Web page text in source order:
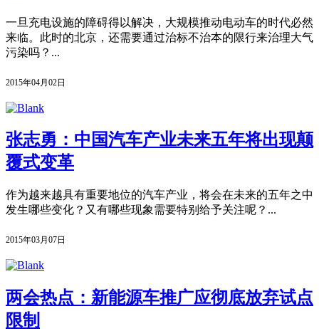
一旦充电设施的障碍得以解决，大规模推动电动车的时代必然
来临。此时的北京，还需要通过治标不治本的限行来治理大气
污染吗？...
2015年04月02日
张志勇：中国汽车产业未来五年将出现颠
覆式变革
作为越来越具有重要地位的汽车产业，将会在未来的五年之中
发生哪些变化？又有哪些现象需要特别给予关注呢？...
2015年03月07日
两会热点：新能源车推广应彻底放弃试点
限制